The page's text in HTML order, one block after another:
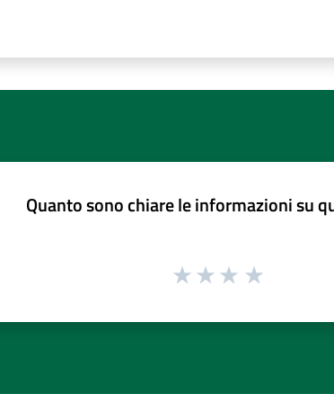
Quanto sono chiare le informazioni su